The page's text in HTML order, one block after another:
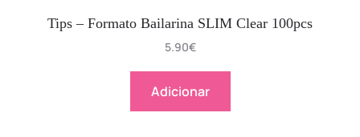
Tips – Formato Bailarina SLIM Clear 100pcs
5.90€
Adicionar